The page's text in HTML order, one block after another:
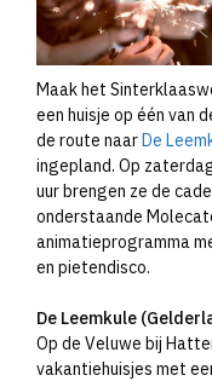
Maak het
een huisje op één van
de route naarDe
ingepland. Op
uur brengen ze de
onderstaande
animatieprogramma
en pietendisco.
De Leemkule
Op de Veluwe bij
vakantiehuisjes met